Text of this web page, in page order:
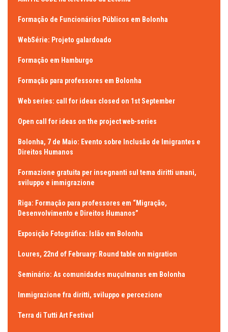
Formação de Funcionários Públicos em Bolonha
WebSérie: Projeto galardoado
Formação em Hamburgo
Formação para professores em Bolonha
Web series: call for ideas closed on 1st September
Open call for ideas on the project web-series
Bolonha, 7 de Maio: Evento sobre Inclusão de Imigrantes e
Direitos Humanos
Formazione gratuita per insegnanti sul tema diritti umani,
sviluppo e immigrazione
Riga: Formação para professores em “Migração,
Desenvolvimento e Direitos Humanos”
Exposição Fotográfica: Islão em Bolonha
Loures, 22nd of February: Round table on migration
Seminário: As comunidades muçulmanas em Bolonha
Immigrazione fra diritti, sviluppo e percezione
Terra di Tutti Art Festival